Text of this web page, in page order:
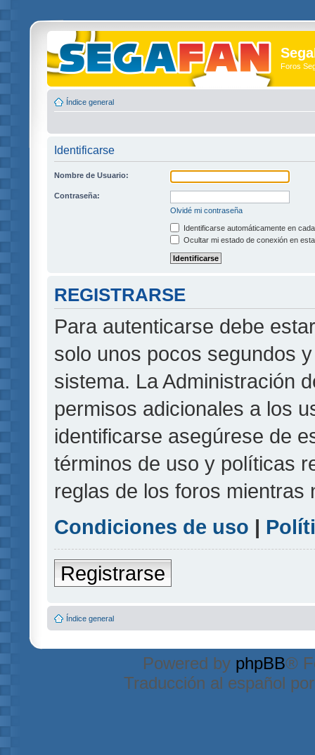
Foros
Índice general
Identificarse
Nombre de Usuario:
Contraseña:
Olvidé mi contraseña
Identificarse automáticamente en
Ocultar mi estado de conexión en
REGISTRARSE
Para autenticarse debe
solo unos pocos segundos
sistema. La Administración
permisos adicionales a los
identificarse asegúrese de
términos de uso y políticas
reglas de los foros mientras
Condiciones de uso |
Registrarse
Índice general
Powered by phpBB®
Traducción al español